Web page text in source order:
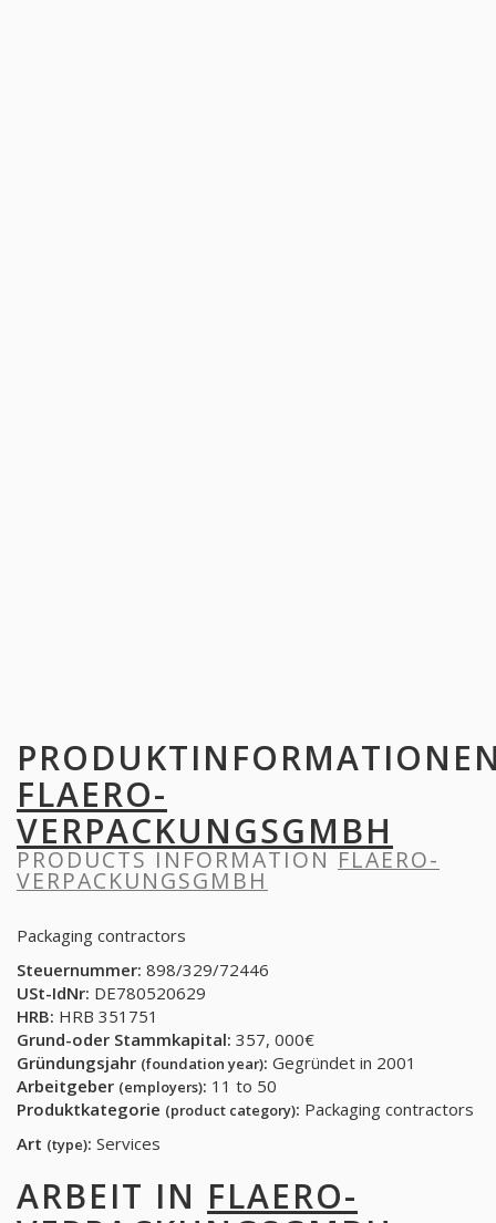
FLAERO-
VERPACKUNGSGMBH
PRODUCTS INFORMATION FLAERO-
VERPACKUNGSGMBH
Packaging contractors
Steuernummer: 898/329/72446
USt-IdNr: DE780520629
HRB: HRB 351751
Grund-oder Stammkapital: 357, 000€
Gründungsjahr (foundation year): Gegründet in 2001
Arbeitgeber (employers): 11 to 50
Produktkategorie (product category): Packaging contractors
Art (type): Services
ARBEIT IN FLAERO-